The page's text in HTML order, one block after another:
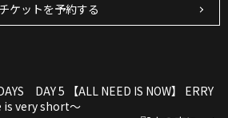
チケットを予約する
DAY 5 【ALL NEED IS NOW】 ERRY
very short～